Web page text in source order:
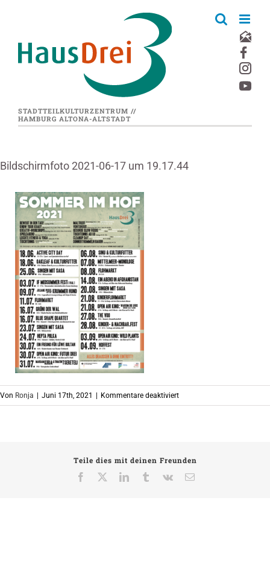
STADTTEILKULTURZENTRUM //
HAMBURG ALTONA-ALTSTADT
Bildschirmfoto 2021-06-17 um 19.17.44
Von Ronja Juni 17th, 2021 Kommentare deaktiviertfür
Bildschirmfoto
um
19.17.44
Teile dies mit deinen Freunden
Facebook
LinkedInTumblrVk
E-